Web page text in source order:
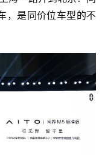
，是同价位车型的不